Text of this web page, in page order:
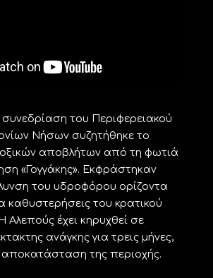
συνεδρίαση του Περιφερειακού
Νήσων συζητήθηκε το
αποβλήτων από τη φωτιά
«Γογγάκης». Εκφράστηκαν
του υδροφόρου ορίζοντα
καθυστερήσεις του κρατικού
Αλεπούς έχει κηρυχθεί σε
ανάγκης για τρεις μήνες,
αποκατάσταση της περιοχής.